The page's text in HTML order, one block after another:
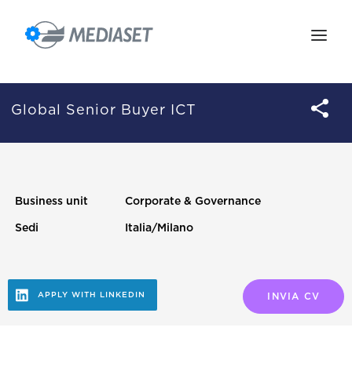
IL GRUPPO
LE PERSONE
Global Senior Buyer ICT
Business unit Corporate & Governance
Sedi Italia/Milano